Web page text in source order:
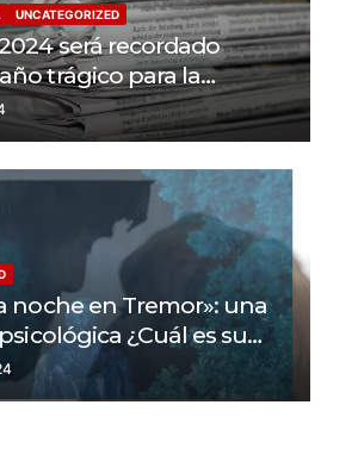
UNCATEGORIZED
será recordado
trágico para la
prensa? Un tercio de los
asesinados por Israel
noche en Tremor»: una
¿Cuál es su